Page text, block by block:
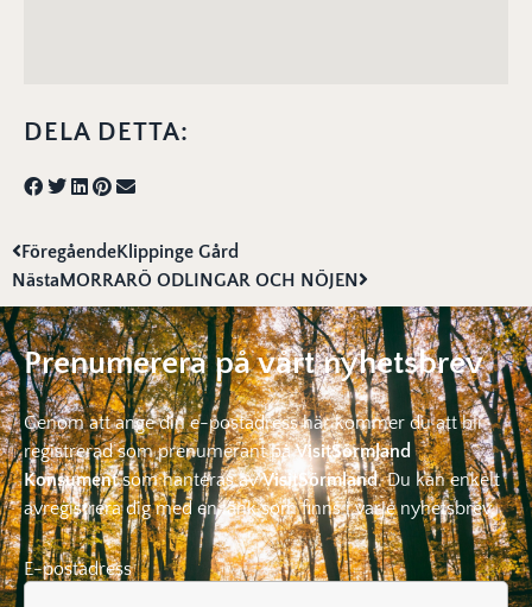
DELA DETTA:
FöregåendeKlippinge Gård
Nästa MORRARÖ ODLINGAR OCH NÖJEN
Prenumerera på vårt nyhetsbrev
Genom att ange din e-postadress här kommer du att bli
registrerad som prenumerant påVisitSörmland
Konsumentsom hanteras avVisitSörmland. Du kan enkelt
avregistrera dig med en länk som finns i varje nyhetsbrev.
E-postadress